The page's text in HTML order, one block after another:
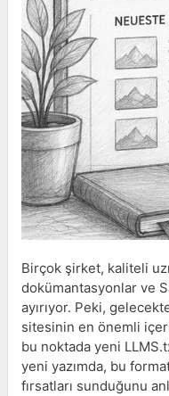
Birçok şirket, kaliteli
dokümantasyonlar ve
ayırıyor. Peki,
sitesinin en önemli
bu noktada yeni
yeni yazımda, bu
fırsatları sunduğunu